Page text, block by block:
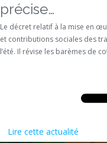
précise…
Le décret relatif à la mise en
et contributions sociales des
l’été. Il révise les barèmes de
Lire cette actualité